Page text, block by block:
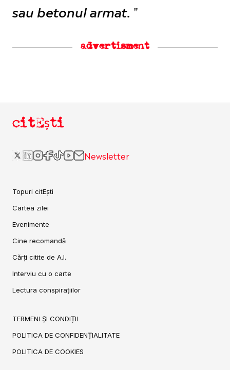
sau betonul armat. "
advertisment
citEști
Newsletter
Topuri citEști
Cartea zilei
Evenimente
Cine recomandă
Cărți citite de A.I.
Interviu cu o carte
Lectura conspirațiilor
TERMENI ȘI CONDIȚII
POLITICA DE CONFIDENȚIALITATE
POLITICA DE COOKIES